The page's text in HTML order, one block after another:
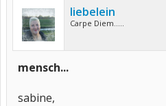
liebelein
Carpe Diem.....
mensch...
sabine,